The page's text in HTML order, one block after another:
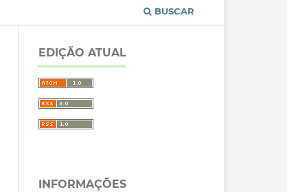
BUSCAR
EDIÇÃO ATUAL
INFORMAÇÕES